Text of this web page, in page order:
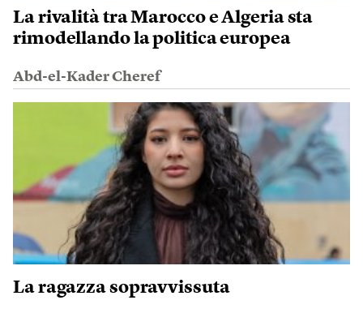
La rivalità tra Marocco e Algeria sta
rimodellando la politica europea
Abd-el-Kader Cheref
La ragazza sopravvissuta